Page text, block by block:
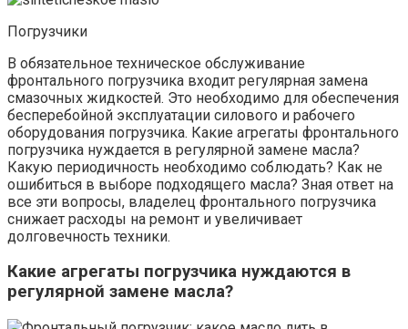
Погрузчики
В обязательное техническое обслуживание
фронтального погрузчика входит регулярная замена
смазочных жидкостей. Это необходимо для обеспечения
бесперебойной эксплуатации силового и рабочего
оборудования погрузчика. Какие агрегаты фронтального
погрузчика нуждается в регулярной замене масла?
Какую периодичность необходимо соблюдать? Как не
ошибиться в выборе подходящего масла? Зная ответ на
все эти вопросы, владелец фронтального погрузчика
снижает расходы на ремонт и увеличивает
долговечность техники.
Какие агрегаты погрузчика нуждаются в
регулярной замене масла?